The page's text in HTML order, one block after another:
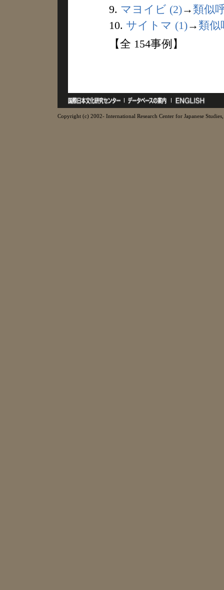
9. マヨイビ (2)→ 類似
10. サイトマ (1)→ 類似
【全 154事例】
Copyright (c) 2002- International Research Center for Japanese